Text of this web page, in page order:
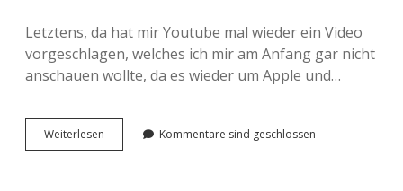
Letztens, da hat mir Youtube mal wieder ein Video
vorgeschlagen, welches ich mir am Anfang gar nicht
anschauen wollte, da es wieder um Apple und…
Weiterlesen
Samsung
Kommentare sind geschlossen